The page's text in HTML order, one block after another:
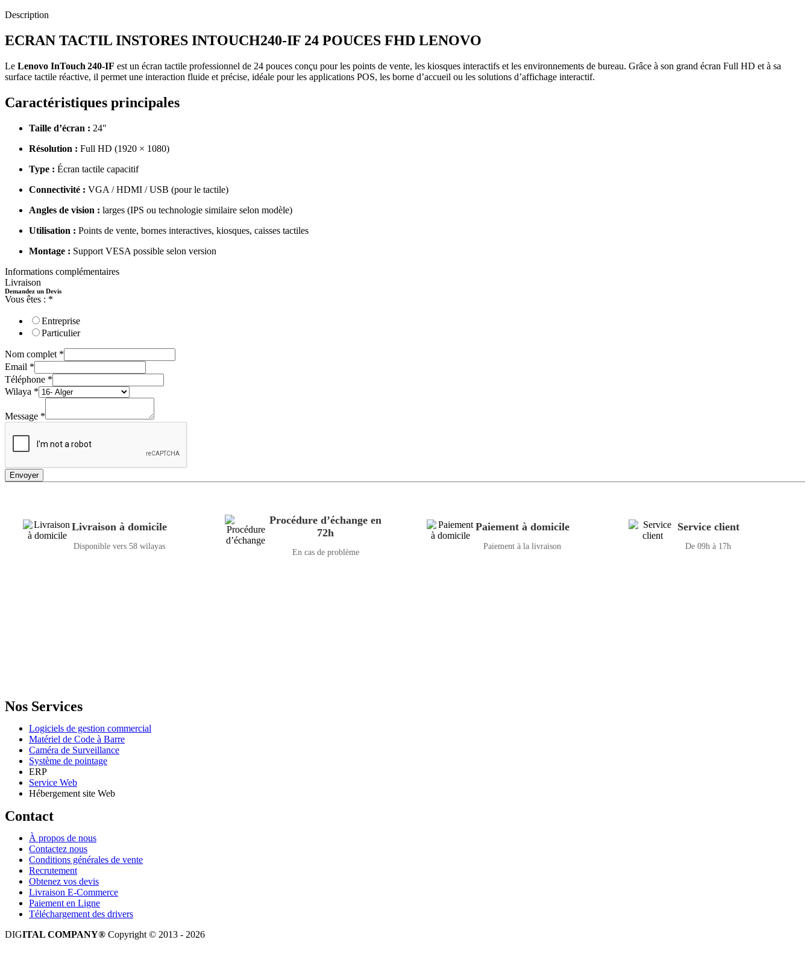
Description
ECRAN TACTIL INSTORES INTOUCH240-IF 24 POUCES FHD LENOVO
Le Lenovo InTouch 240‑IF est un écran tactile professionnel de 24 pouces conçu pour les points de vente, les kiosques interactifs et les environnements de bureau. Grâce à son grand écran Full HD et à sa
surface tactile réactive, il permet une interaction fluide et précise, idéale pour les applications POS, les borne d’accueil ou les solutions d’affichage interactif.
Caractéristiques principales
Taille d’écran : 24″
Résolution : Full HD (1920 × 1080)
Type : Écran tactile capacitif
Connectivité : VGA / HDMI / USB (pour le tactile)
Angles de vision : larges (IPS ou technologie similaire selon modèle)
Utilisation : Points de vente, bornes interactives, kiosques, caisses tactiles
Montage : Support VESA possible selon version
Informations complémentaires
Livraison
Demandez un Devis
Vous êtes : *
Entreprise
Particulier
Nom complet *
Email *
Téléphone *
Wilaya *
Message *
Envoyer
Livraison à domicile
Disponible vers 58 wilayas
Procédure d’échange en
72h
En cas de problème
Paiement à domicile
Paiement à la livraison
Service client
De 09h à 17h
Nos Services
Logiciels de gestion commercial
Matériel de Code à Barre
Caméra de Surveillance
Système de pointage
ERP
Service Web
Hébergement site Web
Contact
À propos de nous
Contactez nous
Conditions générales de vente
Recrutement
Obtenez vos devis
Livraison E-Commerce
Paiement en Ligne
Téléchargement des drivers
DIGITAL COMPANY® Copyright © 2013 - 2026